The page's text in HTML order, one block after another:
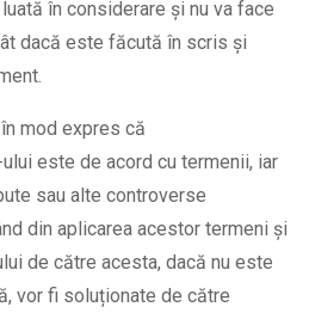
în considerare și nu va face
dacă este făcută în scris și
mod expres că
este de acord cu termenii, iar
sau alte controverse
din aplicarea acestor termeni și
de către acesta, dacă nu este
vor fi soluționate de către